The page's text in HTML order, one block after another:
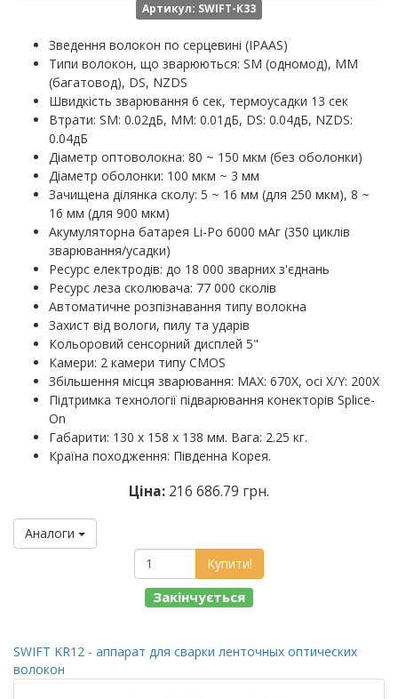
Артикул: SWIFT-K33
Зведення волокон по серцевині (IPAAS)
Типи волокон, що зварюються: SM (одномод), MM
(багатовод), DS, NZDS
Швидкість зварювання 6 сек, термоусадки 13 сек
Втрати: SM: 0.02дБ, MM: 0.01дБ, DS: 0.04дБ, NZDS:
0.04дБ
Діаметр оптоволокна: 80 ~ 150 мкм (без оболонки)
Діаметр оболонки: 100 мкм ~ 3 мм
Зачищена ділянка сколу: 5 ~ 16 мм (для 250 мкм), 8 ~
16 мм (для 900 мкм)
Акумуляторна батарея Li-Po 6000 мАг (350 циклів
зварювання/усадки)
Ресурс електродів: до 18 000 зварних з'єднань
Ресурс леза сколювача: 77 000 сколів
Автоматичне розпізнавання типу волокна
Захист від вологи, пилу та ударів
Кольоровий сенсорний дисплей 5"
Камери: 2 камери типу CMOS
Збільшення місця зварювання: MAX: 670X, осі X/Y: 200X
Підтримка технології підварювання конекторів Splice-
On
Габарити: 130 х 158 х 138 мм. Вага: 2.25 кг.
Країна походження: Південна Корея.
Ціна: 216 686.79 грн.
Аналоги
Купити!
Закінчується
SWIFT KR12 - аппарат для сварки ленточных оптических
волокон